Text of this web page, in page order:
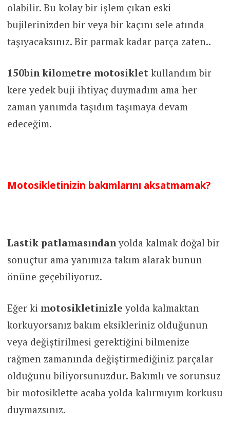
olabilir. Bu kolay bir işlem çıkan eski
bujilerinizden bir veya bir kaçını sele atında
taşıyacaksınız. Bir parmak kadar parça zaten..
150bin kilometre motosikletkullandım bir
kere yedek buji ihtiyaç duymadım ama her
zaman yanımda taşıdım taşımaya devam
edeceğim.
Motosikletinizin bakımlarını aksatmamak?
Lastik patlamasındanyolda kalmak doğal bir
sonuçtur ama yanımıza takım alarak bunun
önüne geçebiliyoruz.
Eğer ki motosikletinizle yolda kalmaktan
korkuyorsanız bakım eksikleriniz olduğunun
veya değiştirilmesi gerektiğini bilmenize
rağmen zamanında değiştirmediğiniz parçalar
olduğunu biliyorsunuzdur. Bakımlı ve sorunsuz
bir motosiklette acaba yolda kalırmıyım korkusu
duymazsınız.